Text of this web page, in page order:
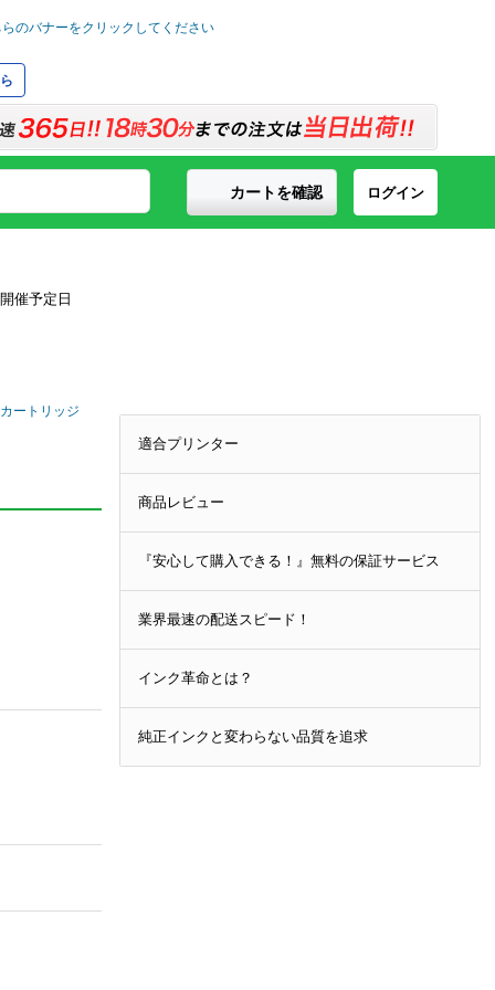
ログイン
カートを確認
ートリッジ
適合プリンター
商品レビュー
『安心して購入できる！』無料の保証サービス
業界最速の配送スピード！
インク革命とは？
純正インクと変わらない品質を追求